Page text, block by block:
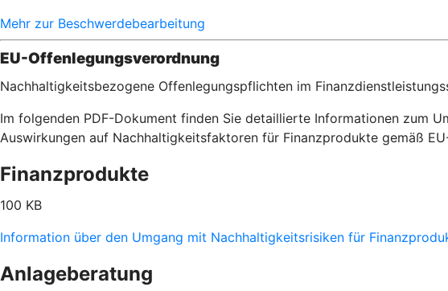
Mehr zur Beschwerdebearbeitung
EU-Offenlegungsverordnung
Nachhaltigkeitsbezogene Offenlegungspflichten im
Im folgenden PDF-Dokument finden Sie detaillierte Informationen zum
Auswirkungen auf Nachhaltigkeitsfaktoren für Finanzprodukte gemäß
Finanzprodukte
100 KB
Information über den Umgang mit Nachhaltigkeitsrisiken für
Anlageberatung